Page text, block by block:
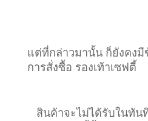
แต่ที่กล่าวมานั้น ก็ยังคงมี
การสั่งซื้อ รองเท้าเซฟตี้
สินค้าจะไม่ได้รับในทัน